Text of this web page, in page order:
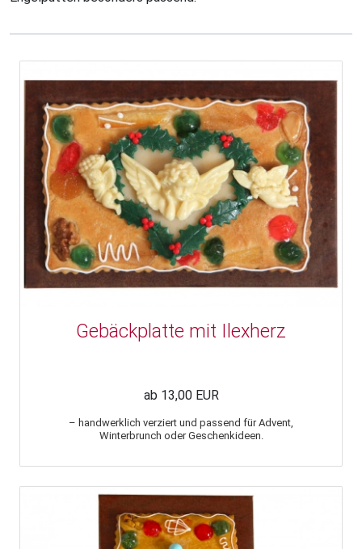
Gebäckplatte mit Ilexherz
ab 13,00 EUR
– handwerklich verziert und passend für Advent,
Winterbrunch oder Geschenkideen.